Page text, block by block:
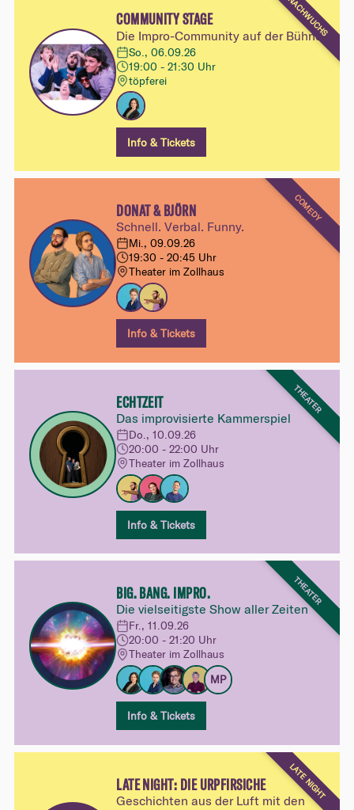
NACHWUCHS
COMMUNITY STAGE
Die Impro-Community auf der Bühne
So., 06.09.26
19:00 - 21:30 Uhr
töpferei
Info & Tickets
COMEDY
DONAT & BJÖRN
Schnell. Verbal. Funny.
Mi., 09.09.26
19:30 - 20:45 Uhr
Theater im Zollhaus
Info & Tickets
THEATER
ECHTZEIT
Das improvisierte Kammerspiel
Do., 10.09.26
20:00 - 22:00 Uhr
Theater im Zollhaus
Info & Tickets
THEATER
BIG. BANG. IMPRO.
Die vielseitigste Show aller Zeiten
Fr., 11.09.26
20:00 - 21:20 Uhr
Theater im Zollhaus
MP
Info & Tickets
LATE NIGHT
LATE NIGHT: DIE URPFIRSICHE
Geschichten aus der Luft mit den